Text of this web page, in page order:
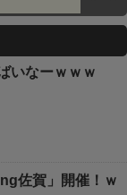
いなーｗｗｗ
佐賀」開催！ｗ